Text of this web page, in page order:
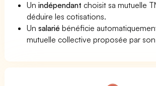
Unindépendant choisit sa mutuelle
déduire les cotisations.
Unsalarié bénéficie
mutuelle collective proposée par